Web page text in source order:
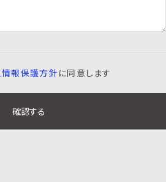
報保護方針 に同意します